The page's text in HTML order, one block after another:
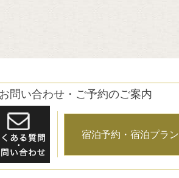
お問い合わせ・ご予約のご案内
宿泊予約・宿泊プラン